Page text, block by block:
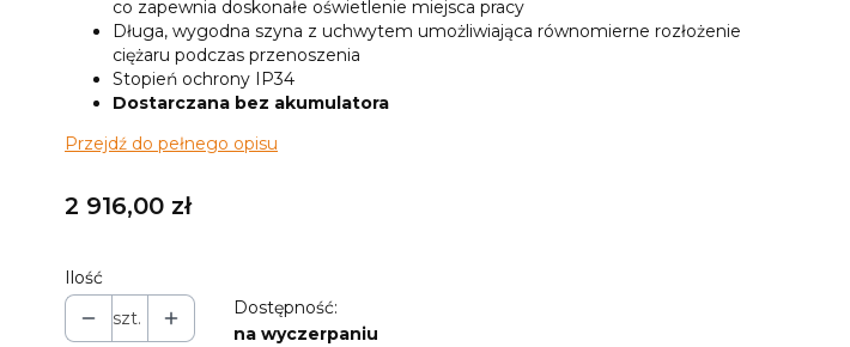
co zapewnia doskonałe oświetlenie miejsca pracy
Długa, wygodna szyna z uchwytem umożliwiająca równomierne rozłożenie
ciężaru podczas przenoszenia
Stopień ochrony IP34
Dostarczana bez akumulatora
Przejdź do pełnego opisu
Cena
2 916,00 zł
Ilość
szt.
Dostępność:
na wyczerpaniu